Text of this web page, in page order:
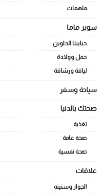
ملهمات
سوبر ماما
حبايبنا الحلوين
حمل وولادة
لياقة ورشاقة
سياحة وسفر
صحتك بالدنيا
تغذية
صحة عامة
صحة نفسية
علاقات
الجواز وسنينه